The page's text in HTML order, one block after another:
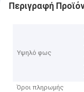
Περιγραφή
Υψηλό φως
Όροι πληρωμής